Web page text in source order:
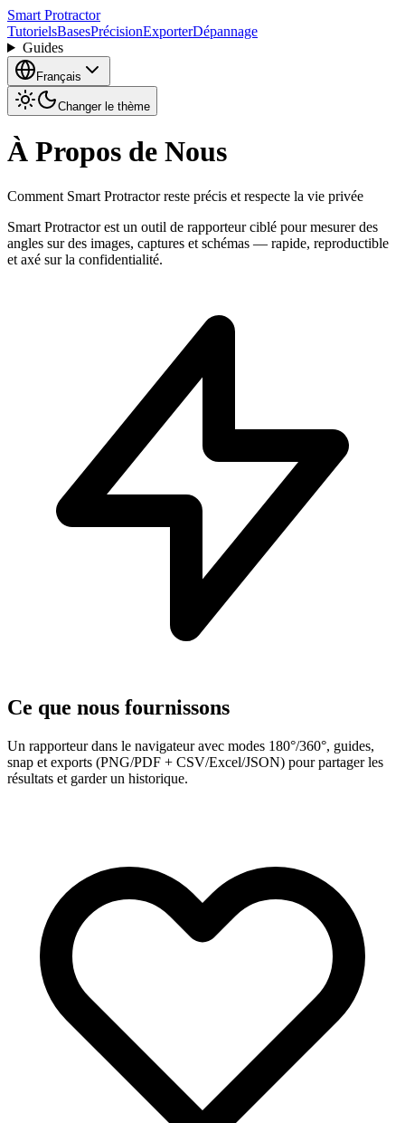
Smart Protractor
TutorielsBasesPrécisionExporterDépannage
Guides
Français
Changer le thème
À Propos de Nous
Comment Smart Protractor reste précis et respecte la vie privée
Smart Protractor est un outil de rapporteur ciblé pour mesurer des
angles sur des images, captures et schémas — rapide, reproductible
et axé sur la confidentialité.
Ce que nous fournissons
Un rapporteur dans le navigateur avec modes 180°/360°, guides,
snap et exports (PNG/PDF + CSV/Excel/JSON) pour partager les
résultats et garder un historique.